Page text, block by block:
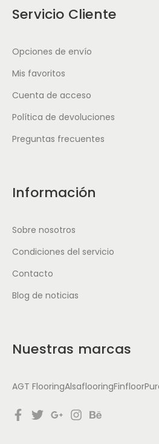
Servicio Cliente
Opciones de envío
Mis favoritos
Cuenta de acceso
Política de devoluciones
Preguntas frecuentes
Información
Sobre nosotros
Condiciones del servicio
Contacto
Blog de noticias
Nuestras marcas
AGT FlooringAlsaflooringFinfloor